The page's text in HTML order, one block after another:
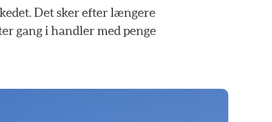
Detskerefterlængere
gang i handler med penge